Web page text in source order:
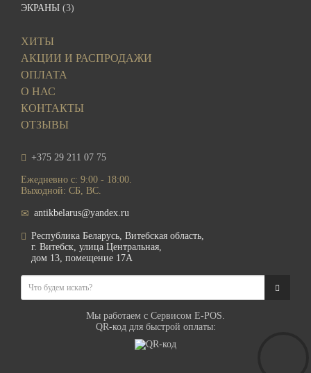
ЭКРАНЫ (3)
ХИТЫ
АКЦИИ И РАСПРОДАЖИ
ОПЛАТА
О НАС
КОНТАКТЫ
ОТЗЫВЫ
+375 29 211 07 75
Ежедневно с: 9:00 - 18:00.
Выходной: СБ, ВС.
antikbelarus@yandex.ru
Республика Беларусь, Витебская область,
г. Витебск, улица Центральная,
дом 13, помещение 17А
Мы работаем с Сервисом E-POS.
QR-код для быстрой оплаты: